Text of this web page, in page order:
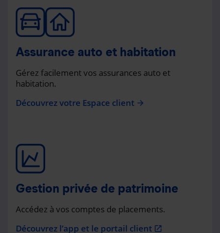
Assurance auto et habitation
Gérez facilement vos assurances auto et
habitation.
Découvrez votre Espace client arrow_forward
Gestion privée de patrimoine
Accédez à vos comptes de placements.
Découvrez l’app et le portail client open_in_new